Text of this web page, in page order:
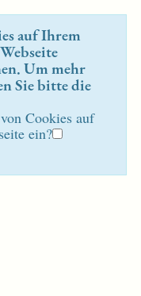
auf Ihrem
Um mehr
Sie bitte die
Cookies auf
ein?